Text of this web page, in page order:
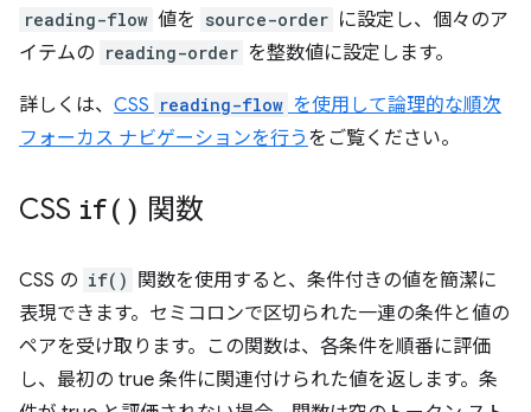
reading-flow 値を source-order に設定し、個々のア
イテムの reading-order を整数値に設定します。
詳しくは、 CSS reading-flow を使用して論理的な順次
フォーカス ナビゲーションを行う をご覧ください。
CSS if( ) 関数
CSS の if()
関数を使用すると、条件付きの値を簡潔に
表現できます。セミコロンで区切られた一連の条件と値の
ペアを受け取ります。この関数は、各条件を順番に評価
し、最初の true 条件に関連付けられた値を返します。条